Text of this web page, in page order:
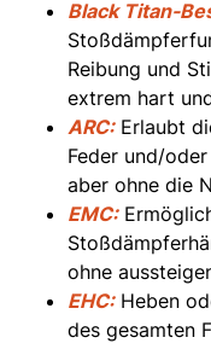
Black Titan-
Reibung und
extrem hart
ARC:Erlaubt
Feder und/
aber ohne die
EMC:
ohne
EHC:Heben
des gesamten